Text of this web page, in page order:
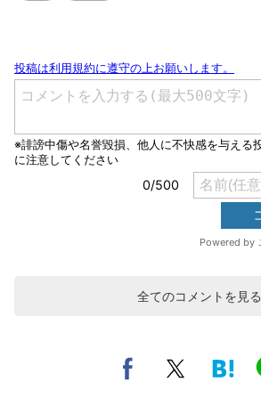
全てのコメントを見る